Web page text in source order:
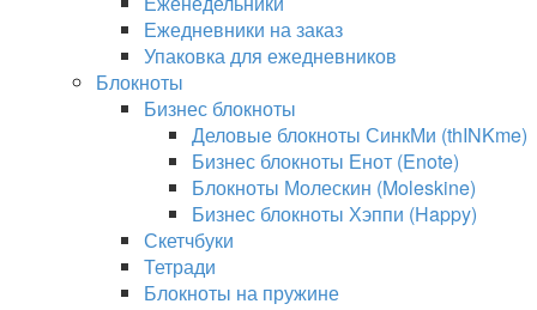
Ежедневники на заказ
Упаковка для ежедневников
Блокноты
Бизнес блокноты
Деловые блокноты СинкМи (thINKme)
Бизнес блокноты Енот (Enote)
Блокноты Молескин (Moleskine)
Бизнес блокноты Хэппи (Happy)
Скетчбуки
Тетради
Блокноты на пружине